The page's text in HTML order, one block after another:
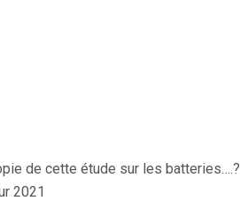
de cette étude sur les batteries….?
2021